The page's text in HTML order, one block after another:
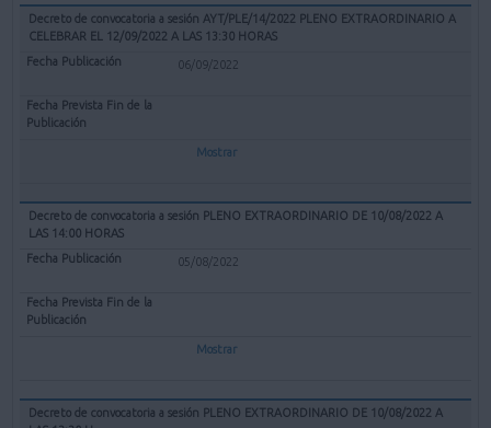
Decreto de convocatoria a sesión AYT/PLE/14/2022 PLENO EXTRAORDINARIO A
CELEBRAR EL 12/09/2022 A LAS 13:30 HORAS
06/09/2022
Mostrar
Decreto de convocatoria a sesión PLENO EXTRAORDINARIO DE 10/08/2022 A
LAS 14:00 HORAS
05/08/2022
Mostrar
Decreto de convocatoria a sesión PLENO EXTRAORDINARIO DE 10/08/2022 A